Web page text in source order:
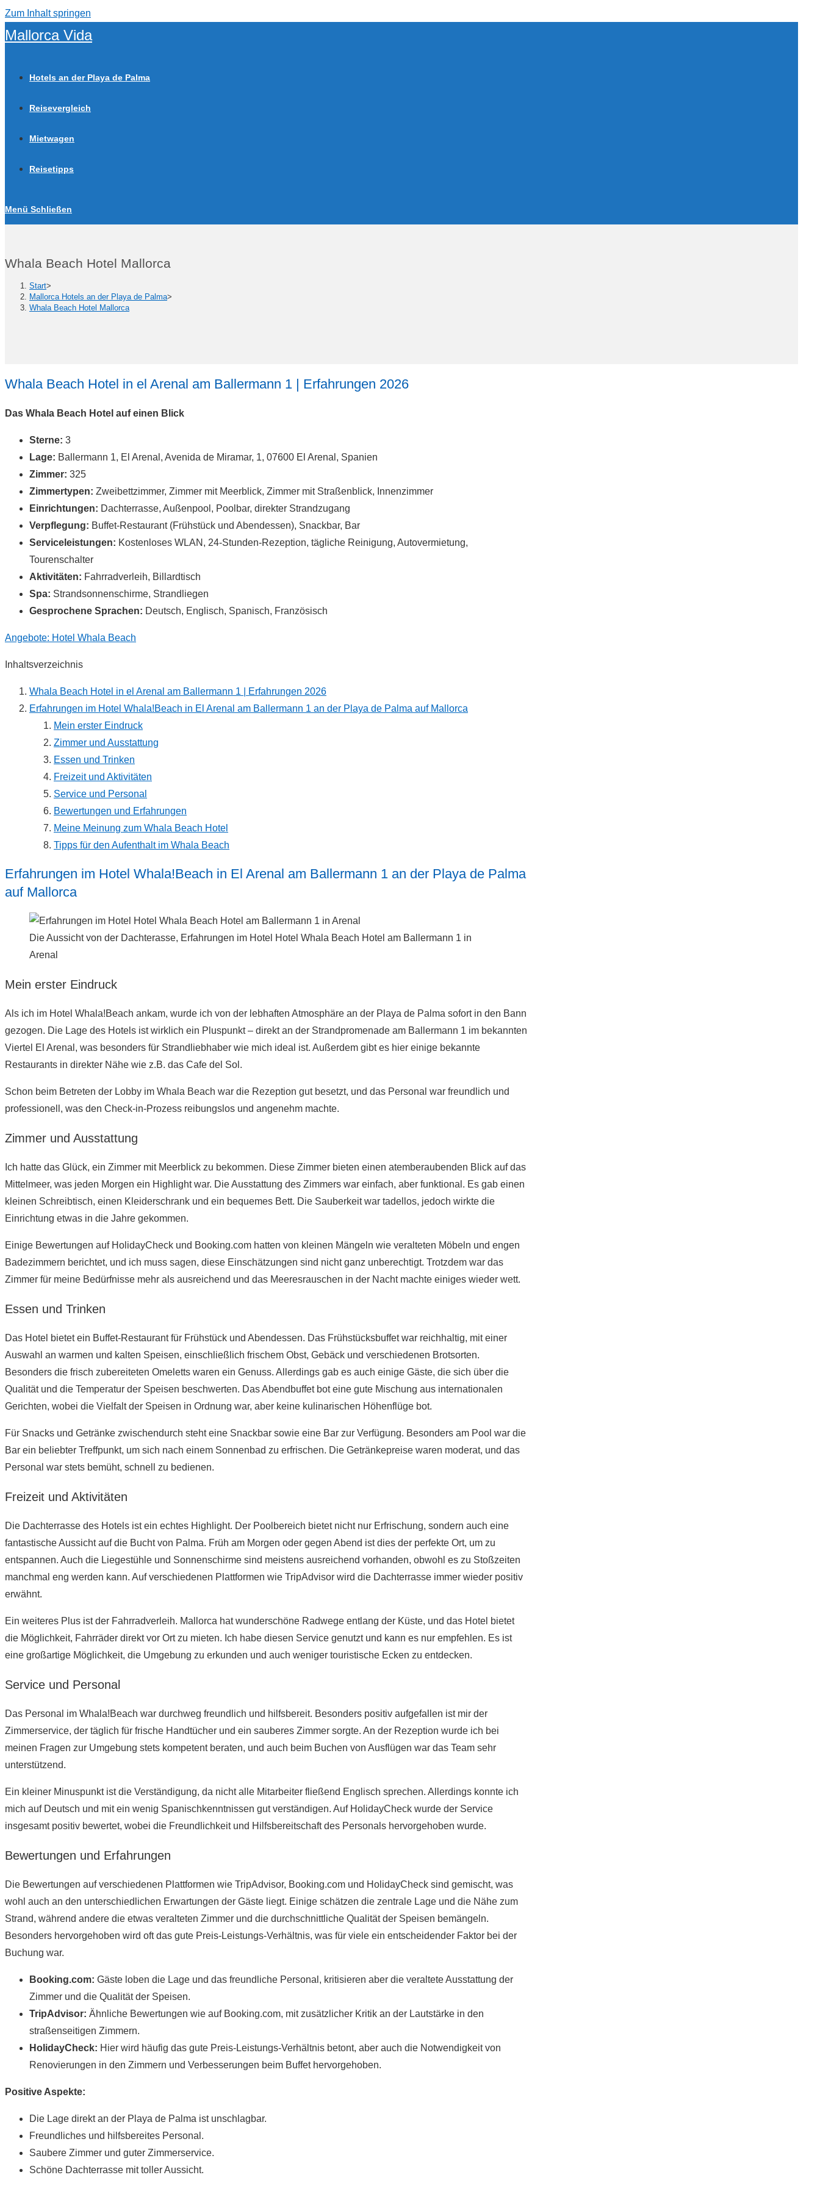
Zum Inhalt springen
Mallorca Vida
Hotels an der Playa de Palma
Reisevergleich
Mietwagen
Reisetipps
Menü Schließen
Whala Beach Hotel Mallorca
Start>
Mallorca Hotels an der Playa de Palma>
Whala Beach Hotel Mallorca
Whala Beach Hotel in el Arenal am Ballermann 1 | Erfahrungen 2026
Das Whala Beach Hotel auf einen Blick
Sterne: 3
Lage: Ballermann 1, El Arenal, Avenida de Miramar, 1, 07600 El Arenal, Spanien
Zimmer: 325
Zimmertypen: Zweibettzimmer, Zimmer mit Meerblick, Zimmer mit Straßenblick, Innenzimmer
Einrichtungen: Dachterrasse, Außenpool, Poolbar, direkter Strandzugang
Verpflegung: Buffet-Restaurant (Frühstück und Abendessen), Snackbar, Bar
Serviceleistungen: Kostenloses WLAN, 24-Stunden-Rezeption, tägliche Reinigung, Autovermietung,
Tourenschalter
Aktivitäten: Fahrradverleih, Billardtisch
Spa: Strandsonnenschirme, Strandliegen
Gesprochene Sprachen: Deutsch, Englisch, Spanisch, Französisch
Angebote: Hotel Whala Beach
Inhaltsverzeichnis
Whala Beach Hotel in el Arenal am Ballermann 1 | Erfahrungen 2026
Erfahrungen im Hotel Whala!Beach in El Arenal am Ballermann 1 an der Playa de Palma auf Mallorca
Mein erster Eindruck
Zimmer und Ausstattung
Essen und Trinken
Freizeit und Aktivitäten
Service und Personal
Bewertungen und Erfahrungen
Meine Meinung zum Whala Beach Hotel
Tipps für den Aufenthalt im Whala Beach
Erfahrungen im Hotel Whala!Beach in El Arenal am Ballermann 1 an der Playa de Palma
auf Mallorca
Die Aussicht von der Dachterasse, Erfahrungen im Hotel Hotel Whala Beach Hotel am Ballermann 1 in
Arenal
Mein erster Eindruck
Als ich im Hotel Whala!Beach ankam, wurde ich von der lebhaften Atmosphäre an der Playa de Palma sofort in den Bann
gezogen. Die Lage des Hotels ist wirklich ein Pluspunkt – direkt an der Strandpromenade am Ballermann 1 im bekannten
Viertel El Arenal, was besonders für Strandliebhaber wie mich ideal ist. Außerdem gibt es hier einige bekannte
Restaurants in direkter Nähe wie z.B. das Cafe del Sol.
Schon beim Betreten der Lobby im Whala Beach war die Rezeption gut besetzt, und das Personal war freundlich und
professionell, was den Check-in-Prozess reibungslos und angenehm machte.
Zimmer und Ausstattung
Ich hatte das Glück, ein Zimmer mit Meerblick zu bekommen. Diese Zimmer bieten einen atemberaubenden Blick auf das
Mittelmeer, was jeden Morgen ein Highlight war. Die Ausstattung des Zimmers war einfach, aber funktional. Es gab einen
kleinen Schreibtisch, einen Kleiderschrank und ein bequemes Bett. Die Sauberkeit war tadellos, jedoch wirkte die
Einrichtung etwas in die Jahre gekommen.
Einige Bewertungen auf HolidayCheck und Booking.com hatten von kleinen Mängeln wie veralteten Möbeln und engen
Badezimmern berichtet, und ich muss sagen, diese Einschätzungen sind nicht ganz unberechtigt​. Trotzdem war das
Zimmer für meine Bedürfnisse mehr als ausreichend und das Meeresrauschen in der Nacht machte einiges wieder wett.
Essen und Trinken
Das Hotel bietet ein Buffet-Restaurant für Frühstück und Abendessen. Das Frühstücksbuffet war reichhaltig, mit einer
Auswahl an warmen und kalten Speisen, einschließlich frischem Obst, Gebäck und verschiedenen Brotsorten.
Besonders die frisch zubereiteten Omeletts waren ein Genuss. Allerdings gab es auch einige Gäste, die sich über die
Qualität und die Temperatur der Speisen beschwerten​. Das Abendbuffet bot eine gute Mischung aus internationalen
Gerichten, wobei die Vielfalt der Speisen in Ordnung war, aber keine kulinarischen Höhenflüge bot.
Für Snacks und Getränke zwischendurch steht eine Snackbar sowie eine Bar zur Verfügung. Besonders am Pool war die
Bar ein beliebter Treffpunkt, um sich nach einem Sonnenbad zu erfrischen. Die Getränkepreise waren moderat, und das
Personal war stets bemüht, schnell zu bedienen.
Freizeit und Aktivitäten
Die Dachterrasse des Hotels ist ein echtes Highlight. Der Poolbereich bietet nicht nur Erfrischung, sondern auch eine
fantastische Aussicht auf die Bucht von Palma. Früh am Morgen oder gegen Abend ist dies der perfekte Ort, um zu
entspannen. Auch die Liegestühle und Sonnenschirme sind meistens ausreichend vorhanden, obwohl es zu Stoßzeiten
manchmal eng werden kann. Auf verschiedenen Plattformen wie TripAdvisor wird die Dachterrasse immer wieder positiv
erwähnt​.
Ein weiteres Plus ist der Fahrradverleih. Mallorca hat wunderschöne Radwege entlang der Küste, und das Hotel bietet
die Möglichkeit, Fahrräder direkt vor Ort zu mieten. Ich habe diesen Service genutzt und kann es nur empfehlen. Es ist
eine großartige Möglichkeit, die Umgebung zu erkunden und auch weniger touristische Ecken zu entdecken.
Service und Personal
Das Personal im Whala!Beach war durchweg freundlich und hilfsbereit. Besonders positiv aufgefallen ist mir der
Zimmerservice, der täglich für frische Handtücher und ein sauberes Zimmer sorgte. An der Rezeption wurde ich bei
meinen Fragen zur Umgebung stets kompetent beraten, und auch beim Buchen von Ausflügen war das Team sehr
unterstützend.
Ein kleiner Minuspunkt ist die Verständigung, da nicht alle Mitarbeiter fließend Englisch sprechen. Allerdings konnte ich
mich auf Deutsch und mit ein wenig Spanischkenntnissen gut verständigen. Auf HolidayCheck wurde der Service
insgesamt positiv bewertet, wobei die Freundlichkeit und Hilfsbereitschaft des Personals hervorgehoben wurde​.
Bewertungen und Erfahrungen
Die Bewertungen auf verschiedenen Plattformen wie TripAdvisor, Booking.com und HolidayCheck sind gemischt, was
wohl auch an den unterschiedlichen Erwartungen der Gäste liegt. Einige schätzen die zentrale Lage und die Nähe zum
Strand, während andere die etwas veralteten Zimmer und die durchschnittliche Qualität der Speisen bemängeln.
Besonders hervorgehoben wird oft das gute Preis-Leistungs-Verhältnis, was für viele ein entscheidender Faktor bei der
Buchung war.
Booking.com: Gäste loben die Lage und das freundliche Personal, kritisieren aber die veraltete Ausstattung der
Zimmer und die Qualität der Speisen​.
TripAdvisor: Ähnliche Bewertungen wie auf Booking.com, mit zusätzlicher Kritik an der Lautstärke in den
straßenseitigen Zimmern.
HolidayCheck: Hier wird häufig das gute Preis-Leistungs-Verhältnis betont, aber auch die Notwendigkeit von
Renovierungen in den Zimmern und Verbesserungen beim Buffet hervorgehoben.
Positive Aspekte:
Die Lage direkt an der Playa de Palma ist unschlagbar.
Freundliches und hilfsbereites Personal.
Saubere Zimmer und guter Zimmerservice.
Schöne Dachterrasse mit toller Aussicht.